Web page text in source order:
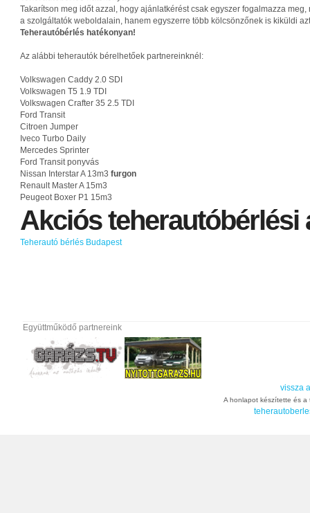
Takarítson meg időt azzal, hogy ajánlatkérést csak egyszer fogalmazza
a szolgáltatók weboldalain, hanem egyszerre több kölcsönzőnek is kiküldi
Teherautóbérlés hatékonyan!
Az alábbi teherautók bérelhetőek partnereinknél:
Volkswagen Caddy 2.0 SDI
Volkswagen T5 1.9 TDI
Volkswagen Crafter 35 2.5 TDI
Ford Transit
Citroen Jumper
Iveco Turbo Daily
Mercedes Sprinter
Ford Transit ponyvás
Nissan Interstar A 13m3 furgon
Renault Master A 15m3
Peugeot Boxer P1 15m3
Akciósteherautóbérlési
Teherautó bérlés Budapest
Együttműködő partnereink
vissza
A honlapot készítette és